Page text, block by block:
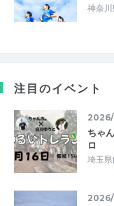
神奈
注目のイベント
ちゃ
ロ
埼玉